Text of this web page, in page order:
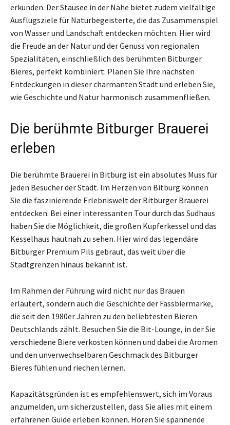
erkunden. Der Stausee in der Nähe bietet zudem vielfältige
Ausflugsziele für Naturbegeisterte, die das Zusammenspiel
von Wasser und Landschaft entdecken möchten. Hier wird
die Freude an der Natur und der Genuss von regionalen
Spezialitäten, einschließlich des berühmten Bitburger
Bieres, perfekt kombiniert. Planen Sie Ihre nächsten
Entdeckungen in dieser charmanten Stadt und erleben Sie,
wie Geschichte und Natur harmonisch zusammenfließen.
Die berühmte Bitburger Brauerei
erleben
Die berühmte Brauerei in Bitburg ist ein absolutes Muss für
jeden Besucher der Stadt. Im Herzen von Bitburg können
Sie die faszinierende Erlebniswelt der Bitburger Brauerei
entdecken. Bei einer interessanten Tour durch das Sudhaus
haben Sie die Möglichkeit, die großen Kupferkessel und das
Kesselhaus hautnah zu sehen. Hier wird das legendäre
Bitburger Premium Pils gebraut, das weit über die
Stadtgrenzen hinaus bekannt ist.
Im Rahmen der Führung wird nicht nur das Brauen
erläutert, sondern auch die Geschichte der Fassbiermarke,
die seit den 1980er Jahren zu den beliebtesten Bieren
Deutschlands zählt. Besuchen Sie die Bit-Lounge, in der Sie
verschiedene Biere verkosten können und dabei die Aromen
und den unverwechselbaren Geschmack des Bitburger
Bieres fühlen und riechen lernen.
Kapazitätsgründen ist es empfehlenswert, sich im Voraus
anzumelden, um sicherzustellen, dass Sie alles mit einem
erfahrenen Guide erleben können. Hören Sie spannende